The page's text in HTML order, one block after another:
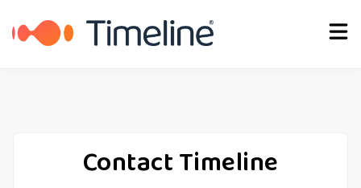
Português
Contact Timeline